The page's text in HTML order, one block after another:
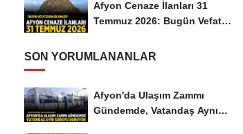
Afyon Cenaze İlanları 31
Temmuz 2026: Bugün Vefat
SON YORUMLANANLAR
Afyon'da Ulaşım Zammı
Gündemde, Vatandaş Aynı